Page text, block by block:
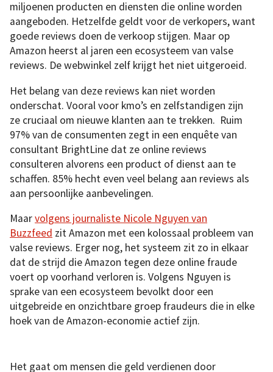
miljoenen producten en diensten die online worden
aangeboden. Hetzelfde geldt voor de verkopers, want
goede reviews doen de verkoop stijgen. Maar op
Amazon heerst al jaren een ecosysteem van valse
reviews. De webwinkel zelf krijgt het niet uitgeroeid.
Het belang van deze reviews kan niet worden
onderschat. Vooral voor kmo’s en zelfstandigen zijn
ze cruciaal om nieuwe klanten aan te trekken. Ruim
97% van de consumenten zegt in een enquête van
consultant BrightLine dat ze online reviews
consulteren alvorens een product of dienst aan te
schaffen. 85% hecht even veel belang aan reviews als
aan persoonlijke aanbevelingen.
Maarvolgens journaliste Nicole Nguyen van
Buzzfeed zit Amazon met een kolossaal probleem van
valse reviews. Erger nog, het systeem zit zo in elkaar
dat de strijd die Amazon tegen deze online fraude
voert op voorhand verloren is. Volgens Nguyen is
sprake van een ecosysteem bevolkt door een
uitgebreide en onzichtbare groep fraudeurs die in elke
hoek van de Amazon-economie actief zijn.
Het gaat om mensen die geld verdienen door